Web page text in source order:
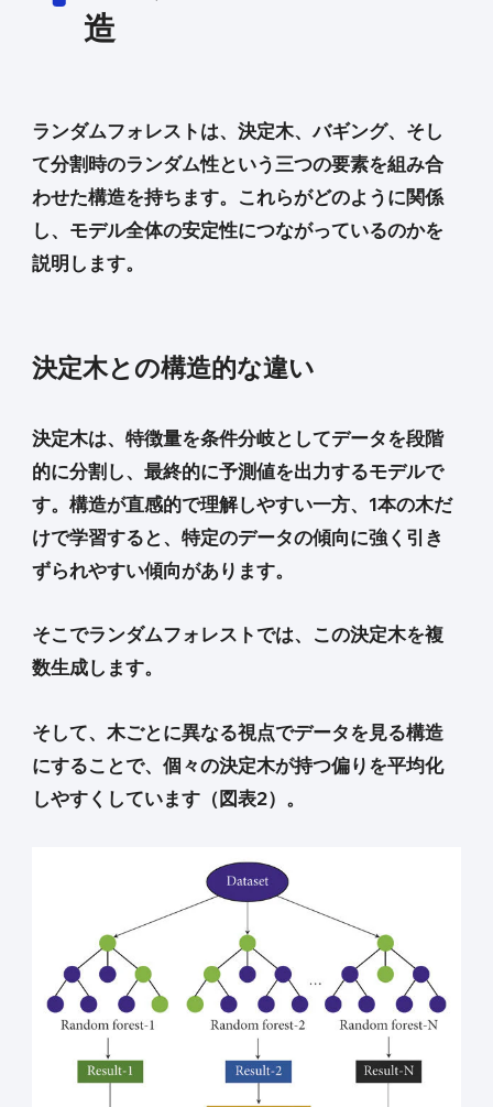
造
ランダムフォレストは、決定木、バギング、そし
て分割時のランダム性という三つの要素を組み合
わせた構造を持ちます。これらがどのように関係
し、モデル全体の安定性につながっているのかを
説明します。
決定木との構造的な違い
決定木は、特徴量を条件分岐としてデータを段階
的に分割し、最終的に予測値を出力するモデルで
す。構造が直感的で理解しやすい一方、1本の木だ
けで学習すると、特定のデータの傾向に強く引き
ずられやすい傾向があります。
そこでランダムフォレストでは、この決定木を複
数生成します。
そして、木ごとに異なる視点でデータを見る構造
にすることで、個々の決定木が持つ偏りを平均化
しやすくしています（図表2）。